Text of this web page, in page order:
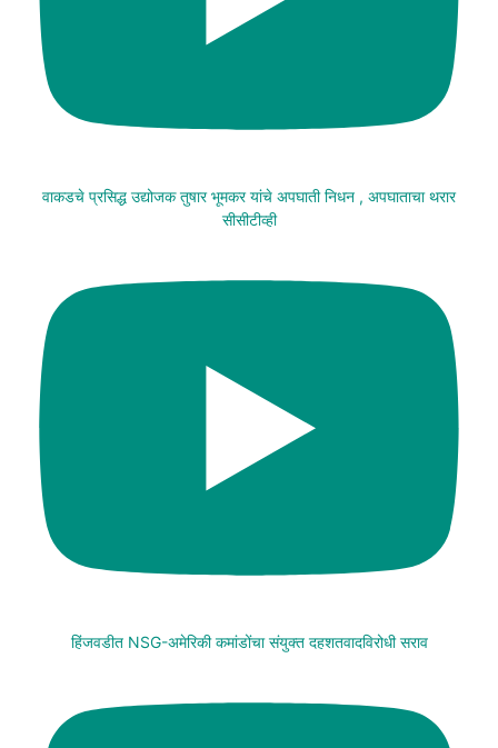
वाकडचे प्रसिद्ध उद्योजक तुषार भूमकर यांचे अपघाती निधन , अपघाताचा थरार
सीसीटीव्ही
हिंजवडीत NSG-अमेरिकी कमांडोंचा संयुक्त दहशतवादविरोधी सराव